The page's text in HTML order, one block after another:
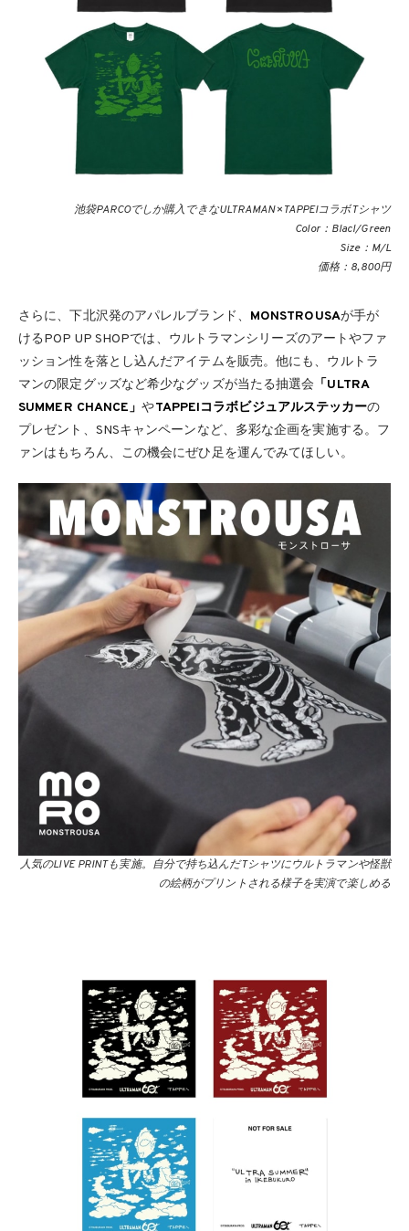
池袋PARCOでしか購入できなULTRAMAN×TAPPEIコラボTシャツ
Color：Blacl/Green
Size：M/L
価格：8,800円
さらに、下北沢発のアパレルブランド、 MONSTROUSAが手が
けるPOP UP SHOPでは、ウルトラマンシリーズのアートやファ
ッション性を落とし込んだアイテムを販売。他にも、ウルトラ
マンの限定グッズなど希少なグッズが当たる抽選会 「ULTRA
SUMMER CHANCE」やTAPPEIコラボビジュアルステッカーの
プレゼント、SNSキャンペーンなど、多彩な企画を実施する。フ
ァンはもちろん、この機会にぜひ足を運んでみてほしい。
人気のLIVE PRINTも実施。自分で持ち込んだTシャツにウルトラマンや怪獣
の絵柄がプリントされる様子を実演で楽しめる